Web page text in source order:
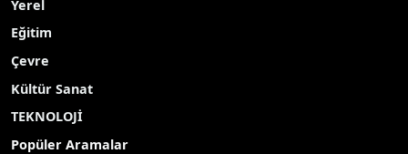
Yerel
Eğitim
Çevre
Kültür Sanat
TEKNOLOJİ
Popüler Aramalar